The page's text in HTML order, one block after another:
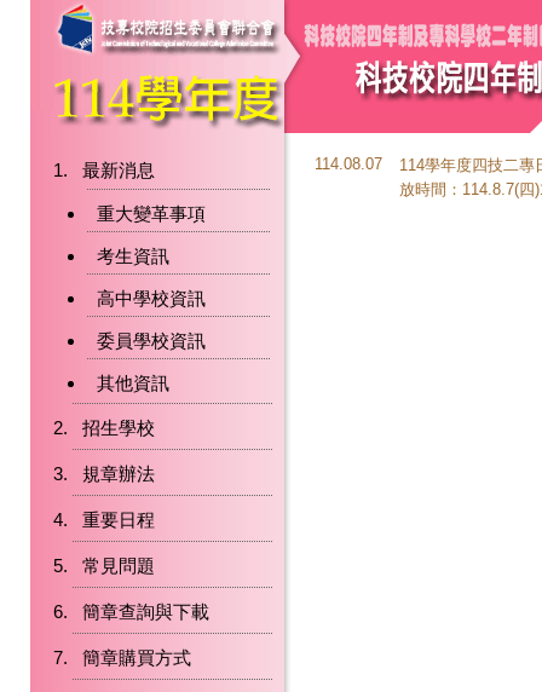
最新消息
重大變革事項
考生資訊
高中學校資訊
委員學校資訊
其他資訊
招生學校
規章辦法
重要日程
常見問題
簡章查詢與下載
簡章購買方式
114.08.07
114學年度四技二專
放時間：114.8.7(四